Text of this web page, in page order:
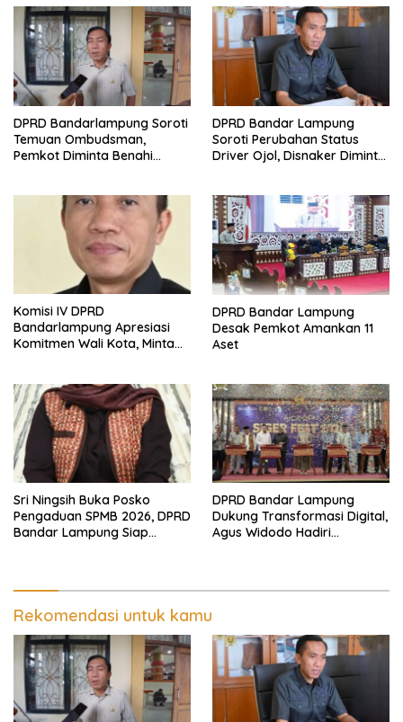
DPRD Bandarlampung Soroti
Temuan Ombudsman,
Pemkot Diminta Benahi
DPRD Bandar Lampung
Soroti Perubahan Status
Driver Ojol, Disnaker Diminta
Komisi IV DPRD
Bandarlampung Apresiasi
Komitmen Wali Kota, Minta
DPRD Bandar Lampung
Desak Pemkot Amankan 11
Aset
Sri Ningsih Buka Posko
Pengaduan SPMB 2026, DPRD
Bandar Lampung Siap
DPRD Bandar Lampung
Dukung Transformasi Digital,
Agus Widodo Hadiri
Rekomendasi untuk kamu